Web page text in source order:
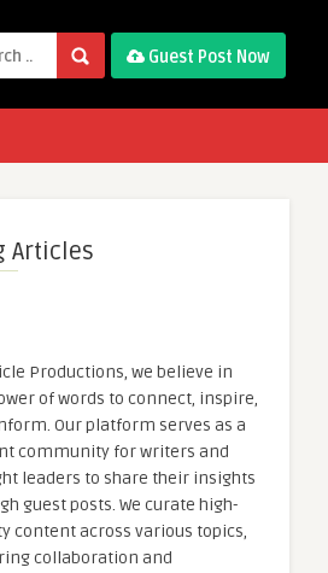
Guest Post Now
Articles
Productions, we believe in
of words to connect, inspire,
Our platform serves as a
community for writers and
leaders to share their insights
guest posts. We curate high-
content across various topics,
collaboration and